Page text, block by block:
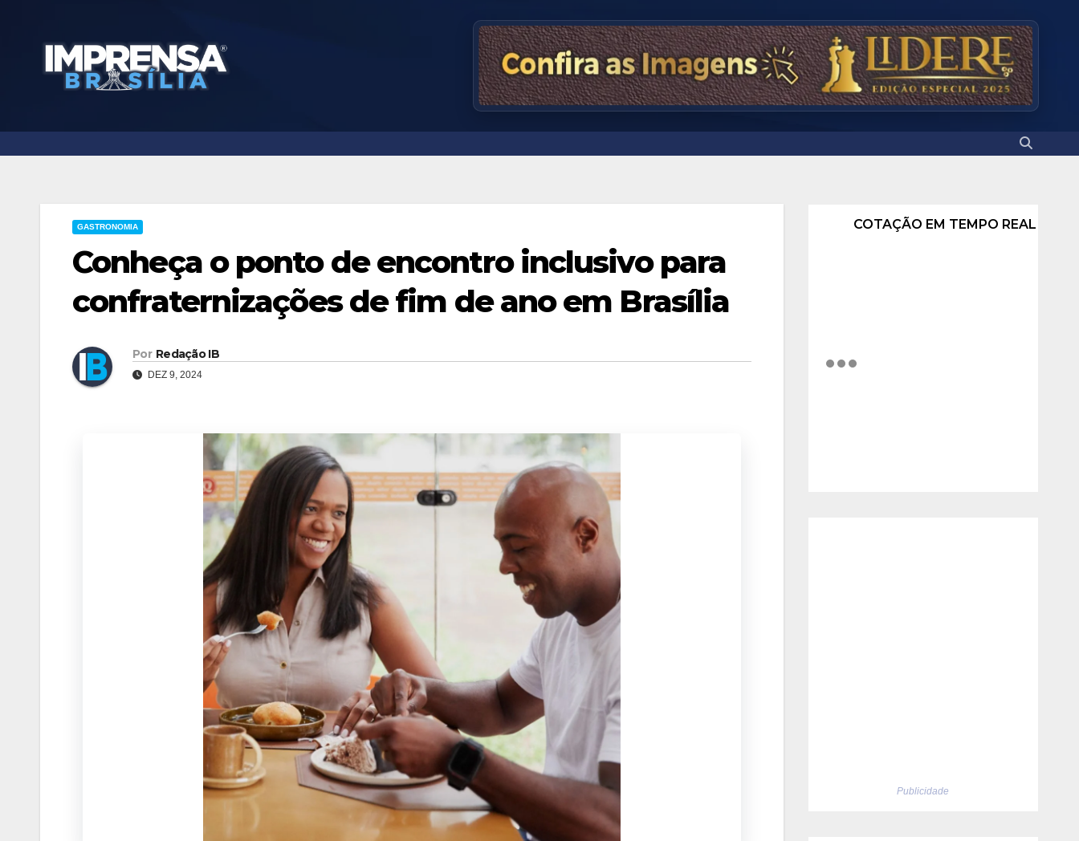
GASTRONOMIA
Conheça o ponto de encontro inclusivo para
confraternizações de fim de ano em Brasília
Por Redação IB
DEZ 9, 2024
COTAÇÃO EM TEMPO REAL
Publicidade